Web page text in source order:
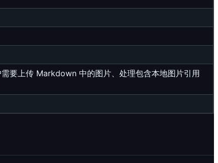
要上传 Markdown 中的图片、处理包含本地图片引用